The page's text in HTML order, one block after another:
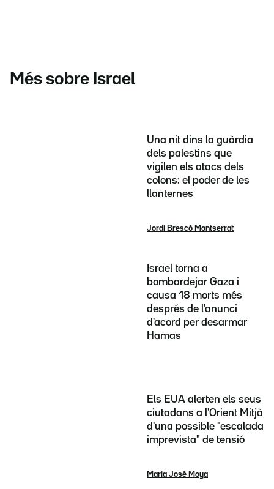
Més sobre Israel
Una nit dins la guàrdia
dels palestins que
vigilen els atacs dels
colons: el poder de les
llanternes
Jordi Brescó Montserrat
Israel torna a
bombardejar Gaza i
causa 18 morts més
després de l'anunci
d'acord per desarmar
Hamas
Els EUA alerten els seus
ciutadans a l'Orient Mitjà
d'una possible "escalada
imprevista" de tensió
María José Moya